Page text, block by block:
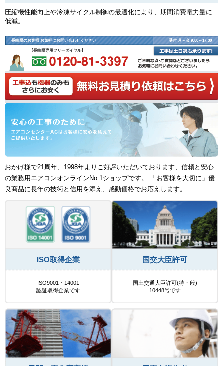
圧縮機性能向上や冷凍サイクル制御の最適化により、期間消費電力量に
低減。
長崎県のお客様 お気軽にお問い合わせください 受付 月～金 9:00～17:30
【長崎県専用フリーダイヤル】
おかげ様で21周年、1998年よりご好評いただいております、信頼と安心
の業務用エアコンオンラインNo.1ショップです。 「お客様を大切に」優
良商品に長年の技術と信用を添え、感動価格でお応えします。
ISO取得企業
ISO9001・14001
認証取得企業です
国交大臣許可
国土交通大臣許可(特・般)
10448号です